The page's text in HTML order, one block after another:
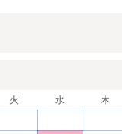
火 水 木